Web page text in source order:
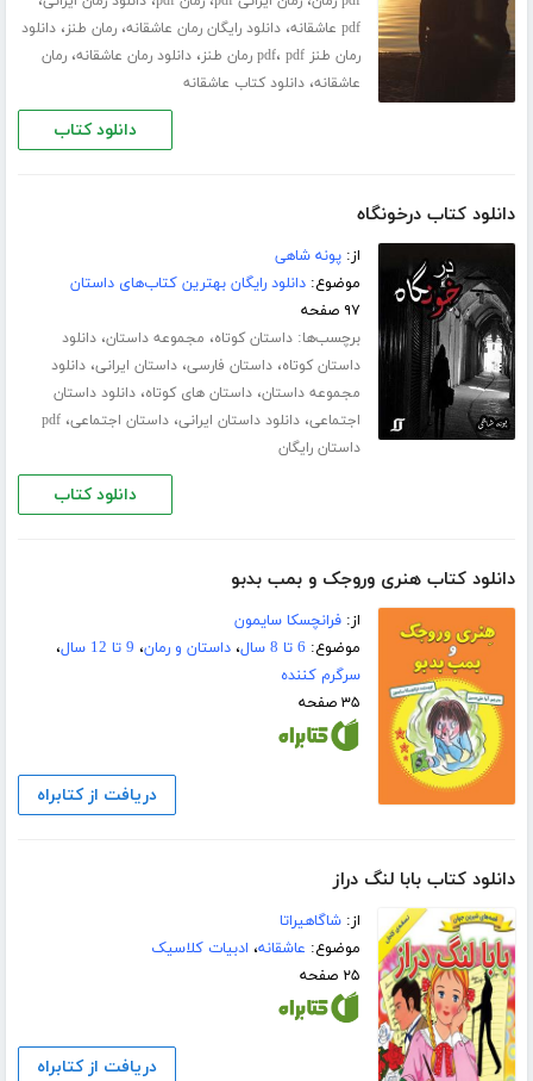
pdf عاشقانه ،دانلود رایگان رمان عاشقانه،رمان طنز،دانلود
رمان طنز pdf
، pdf رمان طنز ،دانلود رمان عاشقانه،رمان
عاشقانه،دانلود کتاب عاشقانه
دانلود کتاب
دانلود کتاب درخونگاه
از:پونه شاهی
موضوع:دانلود رایگان بهترین کتاب‌های داستان
۹۷ صفحه
برچسب‌ها:داستان کوتاه، مجموعه داستان،دانلود
داستان کوتاه،داستان فارسی،داستان ایرانی،دانلود
مجموعه داستان،داستان های کوتاه،دانلود داستان
اجتماعی،دانلود داستان ایرانی،داستان اجتماعی،pdf
داستان رایگان
دانلود کتاب
دانلود کتاب هنری وروجک و بمب بدبو
از:فرانچسکا سایمون
موضوع: 6 تا 8 سال ،داستان و رمان، 9 تا 12 سال
،
سرگرم کننده
۳۵ صفحه
دریافت از کتابراه
دانلود کتاب بابا لنگ دراز
از:شاگاهیراتا
موضوع: عاشقانه، ادبیات کلاسیک
۲۵ صفحه
دریافت از کتابراه